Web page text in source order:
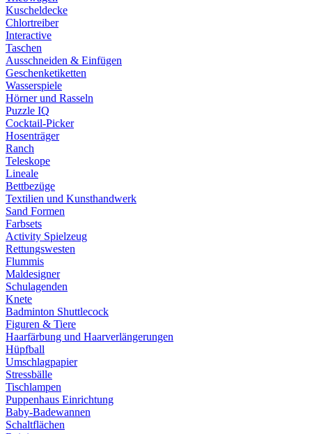
Kuscheldecke
Chlortreiber
Interactive
Taschen
Ausschneiden & Einfügen
Geschenketiketten
Wasserspiele
Hörner und Rasseln
Puzzle IQ
Cocktail-Picker
Hosenträger
Ranch
Teleskope
Lineale
Bettbezüge
Textilien und Kunsthandwerk
Sand Formen
Farbsets
Activity Spielzeug
Rettungswesten
Flummis
Maldesigner
Schulagenden
Knete
Badminton Shuttlecock
Figuren & Tiere
Haarfärbung und Haarverlängerungen
Hüpfball
Umschlagpapier
Stressbälle
Tischlampen
Puppenhaus Einrichtung
Baby-Badewannen
Schaltflächen